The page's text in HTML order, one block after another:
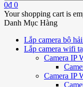
0₫ 0
Your shopping cart is
Danh Mục Hàng
Lắp camera bộ
Lắp camera wifi
Camera IP
Camera IP